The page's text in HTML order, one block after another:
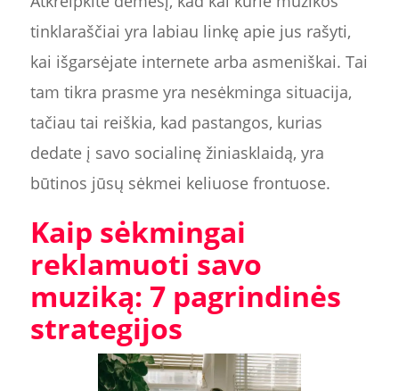
tinklaraščiai yra labiau linkę apie jus rašyti,
kai išgarsėjate internete arba asmeniškai. Tai
tam tikra prasme yra nesėkminga situacija,
tačiau tai reiškia, kad pastangos, kurias
dedate į savo socialinę žiniasklaidą, yra
būtinos jūsų sėkmei keliuose frontuose.
Kaip sėkmingai
reklamuoti savo
muziką: 7 pagrindinės
strategijos